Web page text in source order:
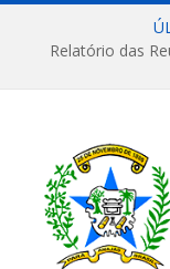
Relatório das